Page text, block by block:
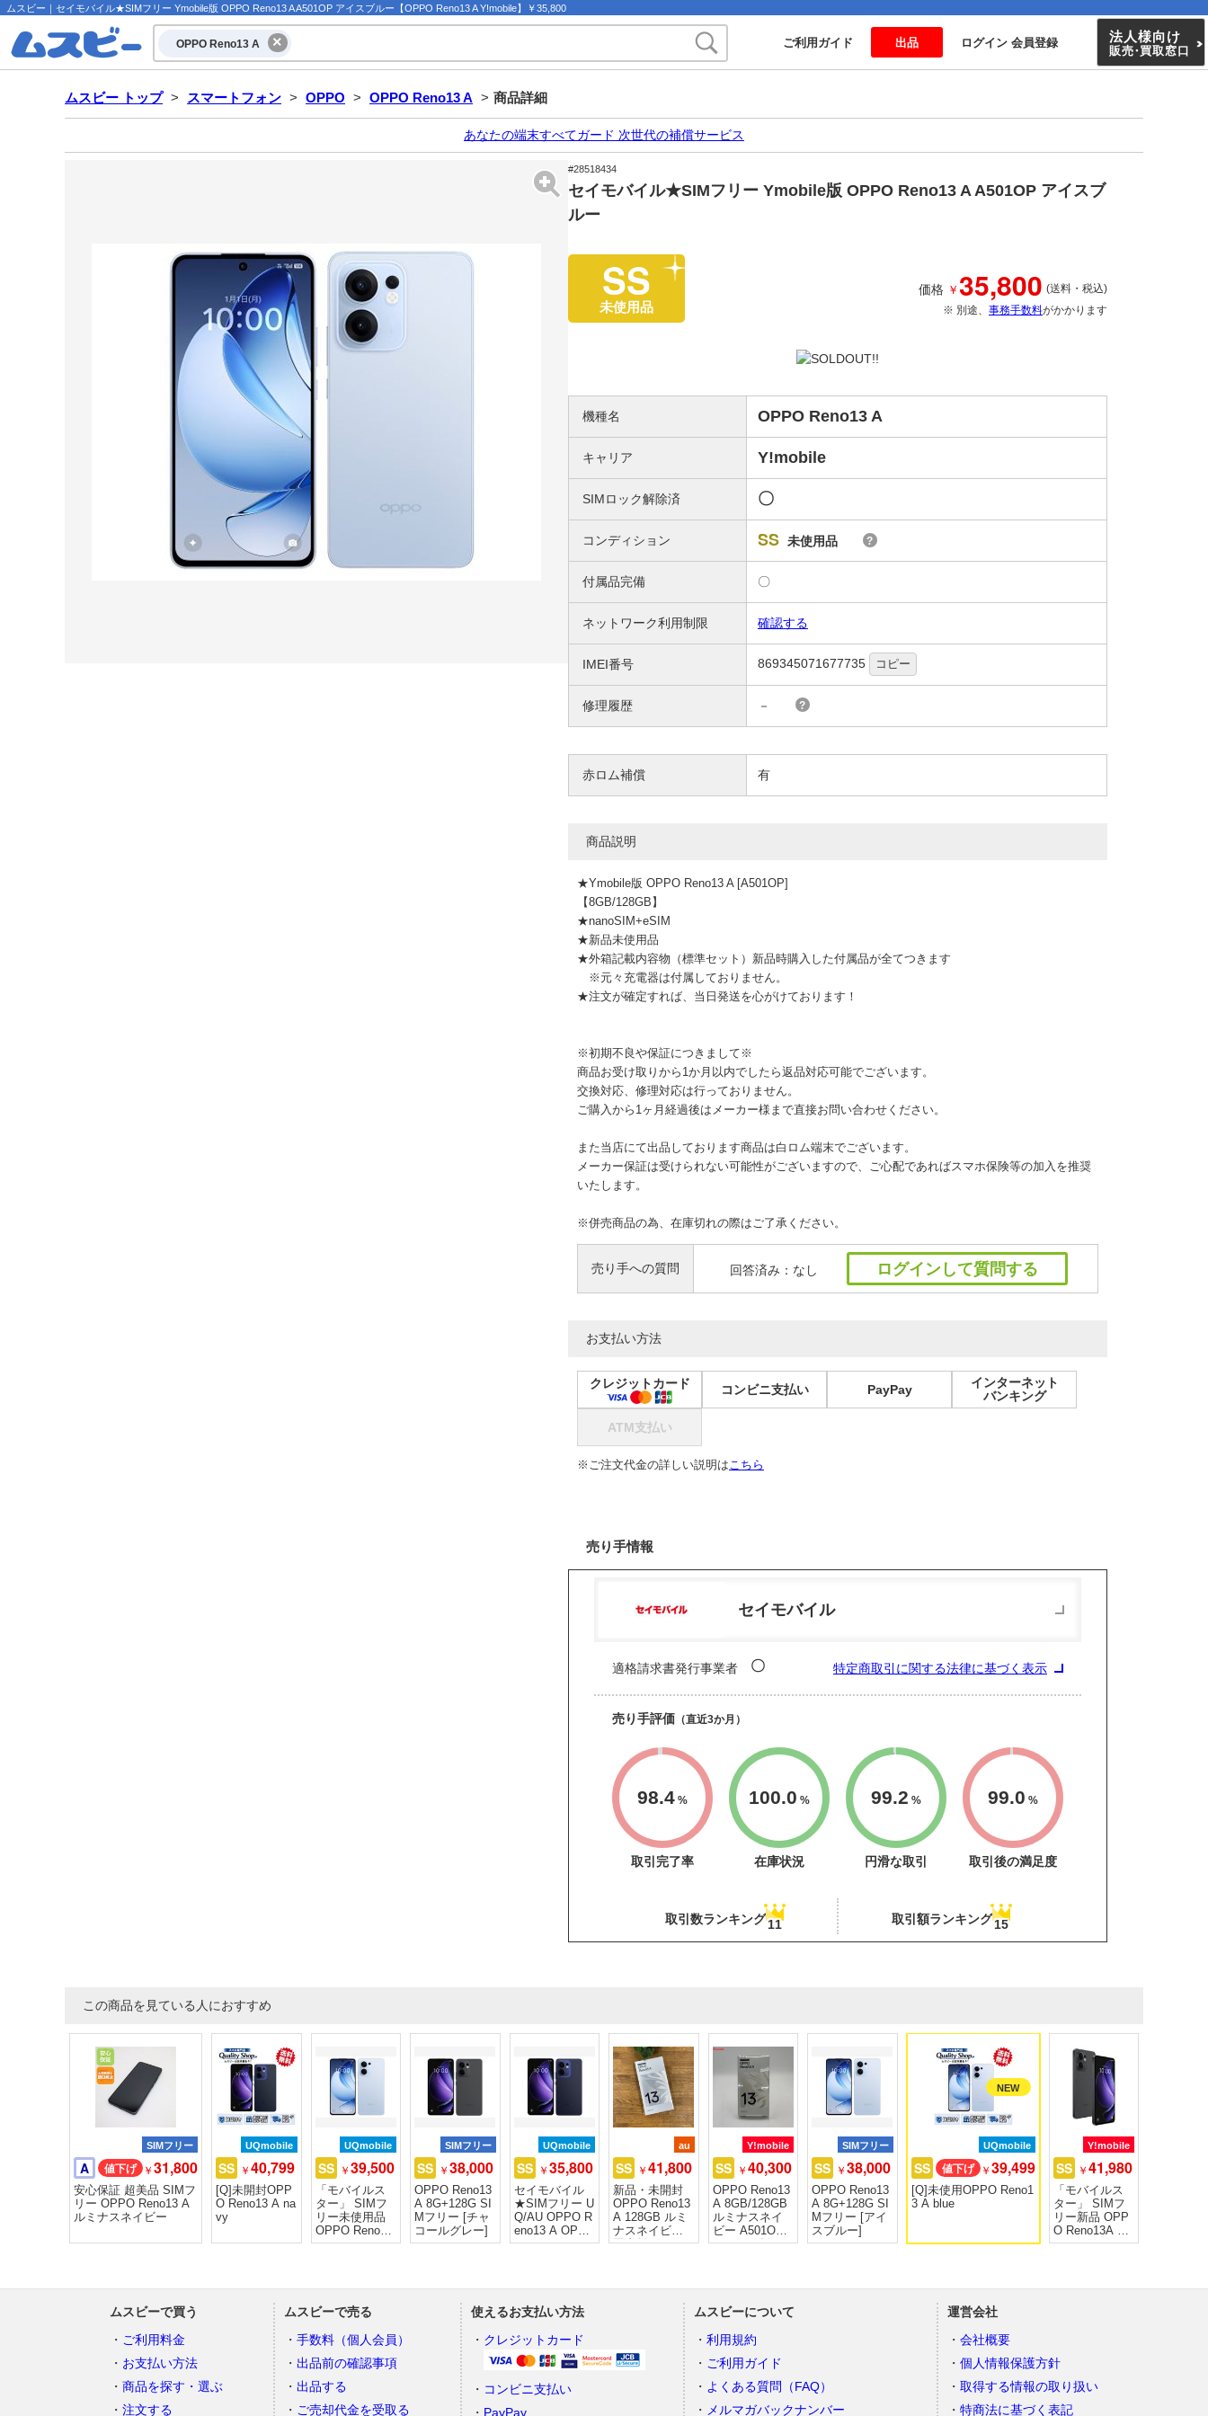
ムスビー｜セイモバイル★SIMフリー Ymobile版 OPPO Reno13 A A501OP アイスブルー【OPPO Reno13 A Y!mobile】￥35,800
OPPO Reno13 A ご利用ガイド 出品 ログイン 会員登録 法人様向け
販売・買取窓口
ムスビー トップ > スマートフォン > OPPO > OPPO Reno13 A > 商品詳細
あなたの端末すべてガード 次世代の補償サービス
#28518434
セイモバイル★SIMフリー Ymobile版 OPPO Reno13 A A501OP アイスブ
ルー
SS
未使用品
価格 ￥35,800 (送料・税込)
※ 別途、 事務手数料がかかります
機種名 OPPO Reno13 A
キャリア Y!mobile
SIMロック解除済 〇
コンディション SS 未使用品 ?
付属品完備 〇
ネットワーク利用制限 確認する
IMEI番号 869345071677735 コピー
修理履歴 － ?
赤ロム補償 有
商品説明
★Ymobile版 OPPO Reno13 A [A501OP]
【8GB/128GB】
★nanoSIM+eSIM
★新品未使用品
★外箱記載内容物（標準セット）新品時購入した付属品が全てつきます
※元々充電器は付属しておりません。
★注文が確定すれば、当日発送を心がけております！
※初期不良や保証につきまして※
商品お受け取りから1か月以内でしたら返品対応可能でございます。
交換対応、修理対応は行っておりません。
ご購入から1ヶ月経過後はメーカー様まで直接お問い合わせください。
また当店にて出品しております商品は白ロム端末でございます。
メーカー保証は受けられない可能性がございますので、ご心配であればスマホ保険等の加入を推奨
いたします。
※併売商品の為、在庫切れの際はご了承ください。
売り手への質問 回答済み：なし ログインして質問する
お支払い方法
クレジットカード コンビニ支払い PayPay
インターネット
バンキング
ATM支払い
※ご注文代金の詳しい説明はこちら
売り手情報
セイモバイル
適格請求書発行事業者 〇 特定商取引に関する法律に基づく表示
売り手評価 （直近3か月）
98.4 %
取引完了率
100.0 %
在庫状況
99.2 %
円滑な取引
99.0 %
取引後の満足度
取引数ランキング11 取引額ランキング15
この商品を見ている人におすすめ
SIMフリー
A ￥31,800
安心保証 超美品 SIMフ
リー OPPO Reno13 A
ルミナスネイビー
UQmobile
SS ￥40,799
[Q]未開封OPP
O Reno13 A na
vy
UQmobile
SS ￥39,500
「モバイルス
ター」 SIMフ
リー未使用品
OPPO Reno13
A Blue OPG05
SIMフリー
SS ￥38,000
OPPO Reno13
A 8G+128G SI
Mフリー [チャ
コールグレー]
UQmobile
SS ￥35,800
セイモバイル
★SIMフリー U
Q/AU OPPO R
eno13 A OPG0
5 ルミナスネイ
au
SS ￥41,800
新品・未開封
OPPO Reno13
A 128GB ルミ
ナスネイビー
国内版 SIMフ
Y!mobile
SS ￥40,300
OPPO Reno13
A 8GB/128GB
ルミナスネイ
ビー A501OP
Y!mobile版S
SIMフリー
SS ￥38,000
OPPO Reno13
A 8G+128G SI
Mフリー [アイ
スブルー]
UQmobile
SS ￥39,499
[Q]未使用OPPO Reno1
3 A blue
Y!mobile
SS ￥41,980
「モバイルス
ター」 SIMフ
リー新品 OPP
O Reno13A チ
ャコールグレ
ムスビーで買う
ご利用料金
お支払い方法
商品を探す・選ぶ
注文する
ムスビーで売る
手数料（個人会員）
出品前の確認事項
出品する
ご売却代金を受取る
使えるお支払い方法
クレジットカード
コンビニ支払い
PayPay
ムスビーについて
利用規約
ご利用ガイド
よくある質問（FAQ）
メルマガバックナンバー
運営会社
会社概要
個人情報保護方針
取得する情報の取り扱い
特商法に基づく表記